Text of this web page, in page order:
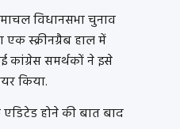
विधानसभा चुनाव
एक स्क्रीनग्रैब हाल में
कांग्रेस समर्थकों ने इसे
किया.
होने की बात बाद